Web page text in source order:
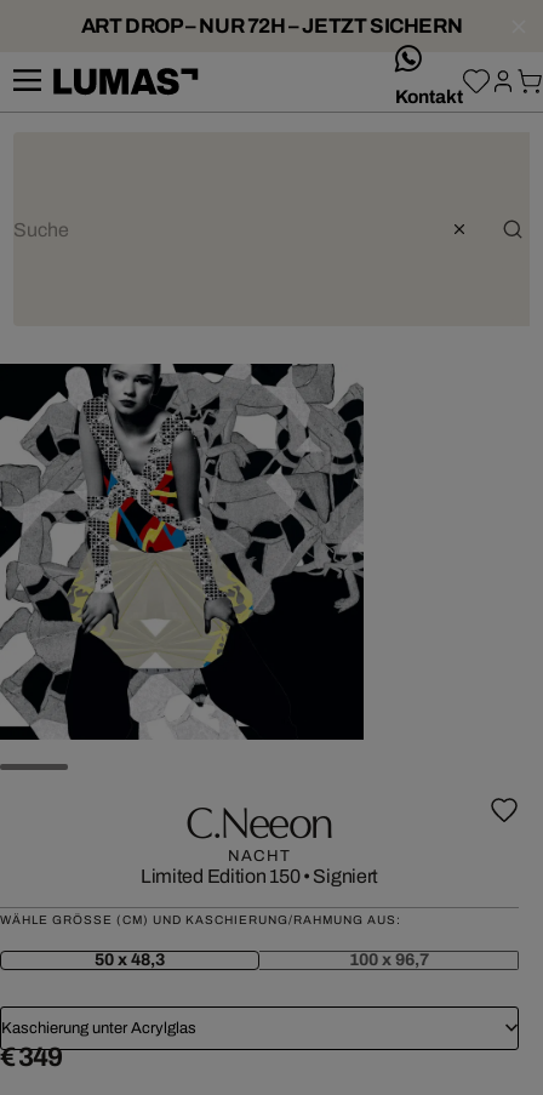
ART DROP – NUR 72H – JETZT SICHERN
Kontakt
C.neeon
NACHT
Limited Edition 150• Signiert
WÄHLE GRÖSSE (CM) UND KASCHIERUNG/RAHMUNG AUS:
50 x 48,3 100 x 96,7
Kaschierung unter Acrylglas
€ 349